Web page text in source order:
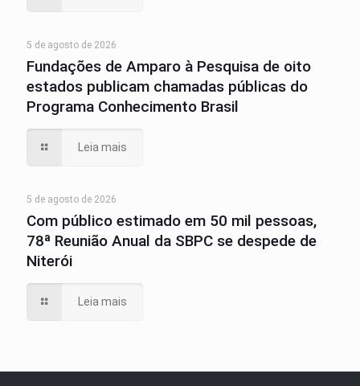
5 de agosto de 2026
Fundações de Amparo à Pesquisa de oito
estados publicam chamadas públicas do
Programa Conhecimento Brasil
Leia mais
5 de agosto de 2026
Com público estimado em 50 mil pessoas,
78ª Reunião Anual da SBPC se despede de
Niterói
Leia mais